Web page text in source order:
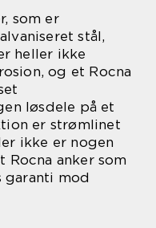
som er
stål,
heller ikke
og et Rocna
løsdele på et
er strømlinet
ikke er nogen
anker som
garanti mod